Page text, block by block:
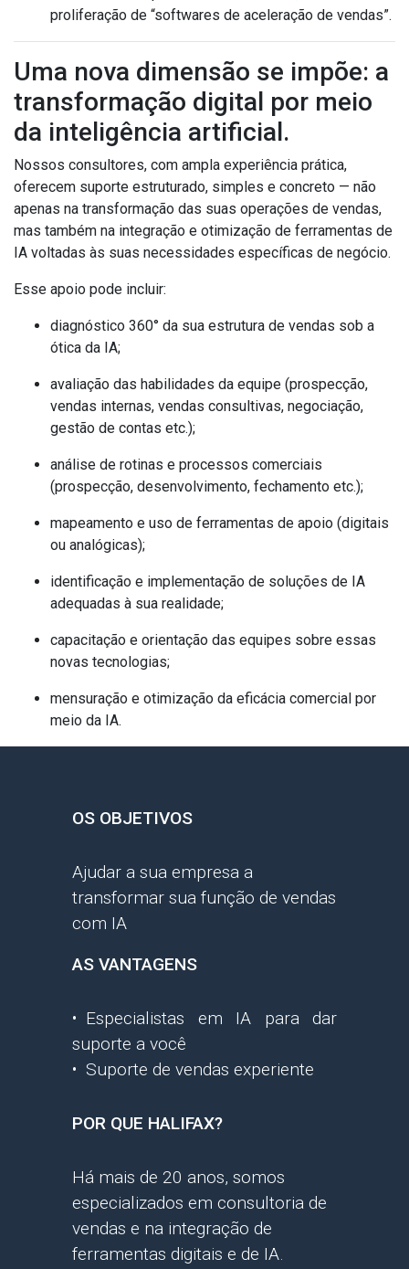
proliferação de “softwares de aceleração de vendas”.
Uma nova dimensão se impõe: a
transformação digital por meio
da inteligência artificial.
Nossos consultores, com ampla experiência prática,
oferecem suporte estruturado, simples e concreto — não
apenas na transformação das suas operações de vendas,
mas também na integração e otimização de ferramentas de
IA voltadas às suas necessidades específicas de negócio.
Esse apoio pode incluir:
diagnóstico 360° da sua estrutura de vendas sob a
ótica da IA;
avaliação das habilidades da equipe (prospecção,
vendas internas, vendas consultivas, negociação,
gestão de contas etc.);
análise de rotinas e processos comerciais
(prospecção, desenvolvimento, fechamento etc.);
mapeamento e uso de ferramentas de apoio (digitais
ou analógicas);
identificação e implementação de soluções de IA
adequadas à sua realidade;
capacitação e orientação das equipes sobre essas
novas tecnologias;
mensuração e otimização da eficácia comercial por
meio da IA.
OS OBJETIVOS
Ajudar a sua empresa a
transformar sua função de vendas
com IA
AS VANTAGENS
Especialistas em IA para dar
suporte a você
Suporte de vendas experiente
POR QUE HALIFAX?
Há mais de 20 anos, somos
especializados em consultoria de
vendas e na integração de
ferramentas digitais e de IA.